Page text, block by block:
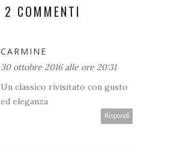
2 COMMENTI
CARMINE
30 ottobre 2016 alle ore 20:31
Un classico rivisitato con gusto
ed eleganza
Rispondi